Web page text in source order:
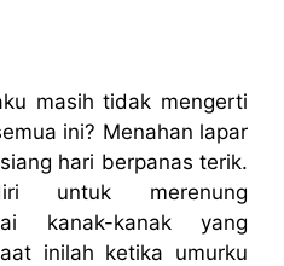
masih tidak mengerti
ini? Menahan lapar
hari berpanas terik.
untuk merenung
kanak-kanak yang
inilah ketika umurku